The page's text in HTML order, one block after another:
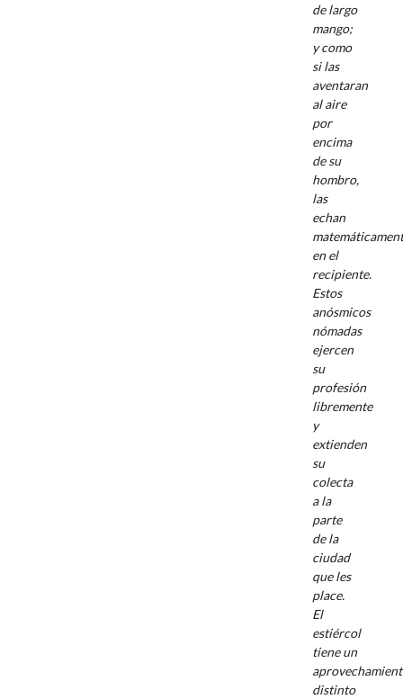
de largo
mango;
y como
si las
aventaran
al aire
por
encima
de su
hombro,
las
echan
en el
recipiente.
Estos
anósmicos
nómadas
ejercen
su
profesión
libremente
y
extienden
su
colecta
a la
parte
de la
ciudad
que les
place.
El
estiércol
tiene un
distinto